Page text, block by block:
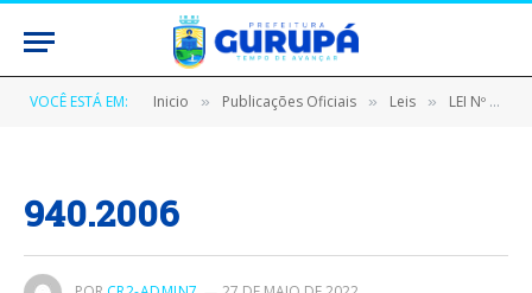
VOCÊ ESTÁ EM: Inicio » Publicações Oficiais » Leis » LEI Nº 940/2006, DE 09 DE MAIO DE 2006 (Institui o plano de carreira e remuneração dos servidores da secretaria municipal de saúde do município de Gurupá e dá outras providências)
940.2006